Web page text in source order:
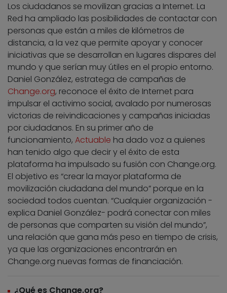
Los ciudadanos se movilizan gracias a Internet. La
Red ha ampliado las posibilidades de contactar con
personas que están a miles de kilómetros de
distancia, a la vez que permite apoyar y conocer
iniciativas que se desarrollan en lugares dispares del
mundo y que serían muy útiles en el propio entorno.
Daniel González, estratega de campañas de
Change.org, reconoce el éxito de Internet para
impulsar el activimo social, avalado por numerosas
victorias de reivindicaciones y campañas iniciadas
por ciudadanos. En su primer año de
funcionamiento, Actuable ha dado voz a quienes
han tenido algo que decir y el éxito de esta
plataforma ha impulsado su fusión con Change.org.
El objetivo es “crear la mayor plataforma de
movilización ciudadana del mundo” porque en la
sociedad todos cuentan. “Cualquier organización -
explica Daniel González- podrá conectar con miles
de personas que comparten su visión del mundo”,
una relación que gana más peso en tiempo de crisis,
ya que las organizaciones encontrarán en
Change.org nuevas formas de financiación.
¿Qué es Change.org?